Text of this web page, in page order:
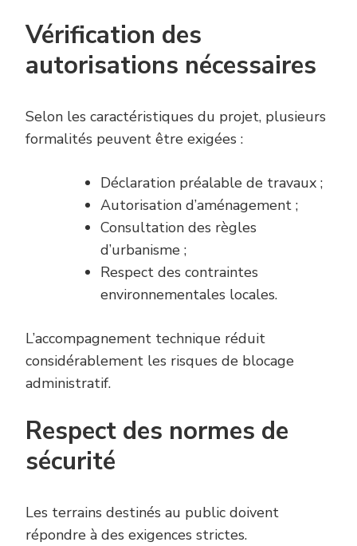
Vérification des
autorisations nécessaires
Selon les caractéristiques du projet, plusieurs
formalités peuvent être exigées :
Déclaration préalable de travaux ;
Autorisation d’aménagement ;
Consultation des règles
d’urbanisme ;
Respect des contraintes
environnementales locales.
L’accompagnement technique réduit
considérablement les risques de blocage
administratif.
Respect des normes de
sécurité
Les terrains destinés au public doivent
répondre à des exigences strictes.